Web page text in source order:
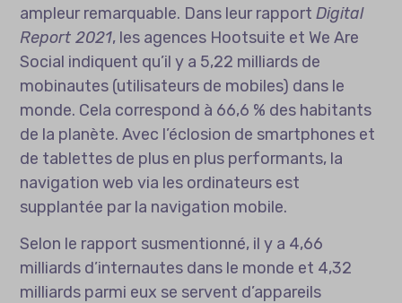
ampleur remarquable. Dans leur rapportDigital
Report 2021, les agences Hootsuite et We Are
Social indiquent qu’il y a 5,22 milliards de
mobinautes (utilisateurs de mobiles) dans le
monde. Cela correspond à 66,6 % des habitants
de la planète. Avec l’éclosion de smartphones et
de tablettes de plus en plus performants, la
navigation web via les ordinateurs est
supplantée par la navigation mobile.
Selon le rapport susmentionné, il y a 4,66
milliards d’internautes dans le monde et 4,32
milliards parmi eux se servent d’appareils